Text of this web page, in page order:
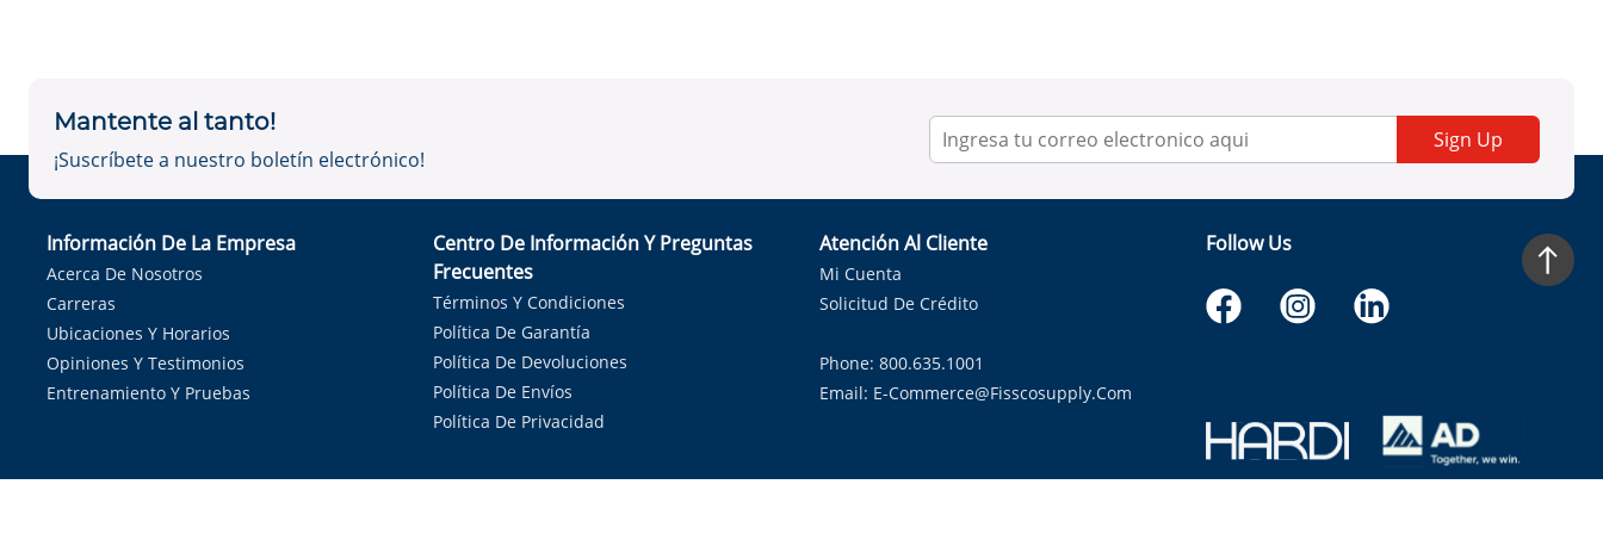
Mantente al tanto!
¡Suscríbete a nuestro boletín electrónico!
Sign Up
Información De La Empresa
Acerca De Nosotros
Carreras
Ubicaciones Y Horarios
Opiniones Y Testimonios
Entrenamiento Y Pruebas
Centro De Información Y Preguntas
Frecuentes
Términos Y Condiciones
Política De Garantía
Política De Devoluciones
Política De Envíos
Política De Privacidad
Atención Al Cliente
Mi Cuenta
Solicitud De Crédito
Phone: 800.635.1001
Email: E-Commerce@fisscosupply.com
Follow Us